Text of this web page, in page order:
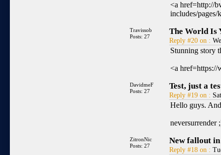
<a href=http://
includes/
Travissob
Posts: 27
The World Is
Reply #20 on :
Stunning story
<a href=https://
DavidmeF
Posts: 27
Test, just a
Reply #19 on :
Hello guys.
neversurrender
ZitronNic
Posts: 27
New fallout
Reply #18 on :